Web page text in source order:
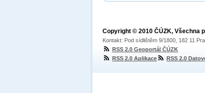
Copyright © 2010 ČÚZK, Všechna
Kontakt: Pod sídlištěm 9/1800, 182 11
RSS 2.0 Geoportál ČÚZK
RSS 2.0 Aplikace
RSS 2.0